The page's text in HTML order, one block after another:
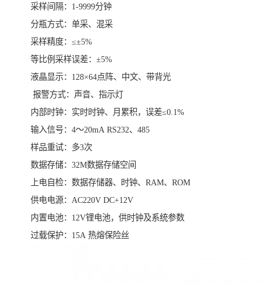
采样间隔：1-9999分钟
分瓶方式：单采、混采
采样精度：≤±5%
等比例采样误差：±5%
液晶显示：128×64点阵、中文、带背光
报警方式：声音、指示灯
内部时钟：实时时钟、月累积，误差≤0.1%
输入信号：4～20mA RS232、485
样品重试：多3次
数据存储：32M数据存储空间
上电自检：数据存储器、时钟、RAM、ROM
供电电源：AC220V DC+12V
内置电池：12V锂电池，供时钟及系统参数
过载保护：15A 热熔保险丝